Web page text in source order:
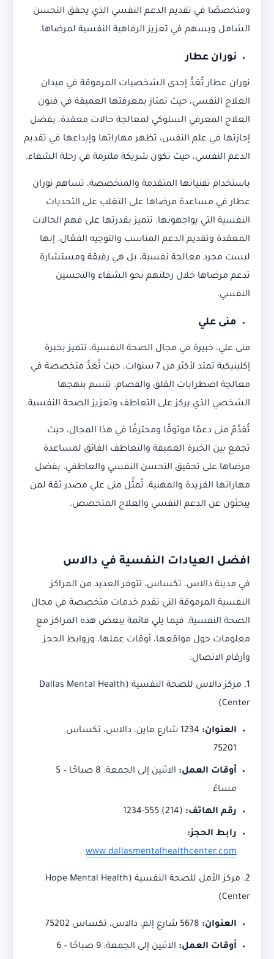
ومتخصصًا في تقديم الدعم النفسي الذي يحقق التحسن
الشامل ويسهم في تعزيز الرفاهية النفسية لمرضاها.
نوران عطار
نوران عطار تُعَدُّ إحدى الشخصيات المرموقة في ميدان
العلاج النفسي، حيث تمتاز بمعرفتها العميقة في فنون
العلاج المعرفي السلوكي لمعالجة حالات معقدة. بفضل
إجازتها في علم النفس، تظهر مهاراتها وإبداعها في تقديم
الدعم النفسي، حيث تكون شريكة ملتزمة في رحلة الشفاء.
باستخدام تقنياتها المتقدمة والمتخصصة، تساهم نوران
عطار في مساعدة مرضاها على التغلب على التحديات
النفسية التي يواجهونها. تتميز بقدرتها على فهم الحالات
المعقدة وتقديم الدعم المناسب والتوجيه الفعّال. إنها
ليست مجرد معالجة نفسية، بل هي رفيقة ومستشارة
تدعم مرضاها خلال رحلتهم نحو الشفاء والتحسين
النفسي.
منى علي
منى علي، خبيرة في مجال الصحة النفسية، تتميز بخبرة
إكلينيكية تمتد لأكثر من 7 سنوات، حيث تُعَدُّ متخصصة في
معالجة اضطرابات القلق والفصام. تتسم بنهجها
الشخصي الذي يركز على التعاطف وتعزيز الصحة النفسية.
تُقدِّمُ منى دعمًا موثوقًا ومحترفًا في هذا المجال، حيث
تجمع بين الخبرة العميقة والتعاطف الفائق لمساعدة
مرضاها على تحقيق التحسن النفسي والعاطفي. بفضل
مهاراتها الفريدة والمهنية، تُمثِّل منى علي مصدر ثقة لمن
يبحثون عن الدعم النفسي والعلاج المتخصص.
افضل العيادات النفسية في دالاس
في مدينة دالاس، تكساس، تتوفر العديد من المراكز
النفسية المرموقة التي تقدم خدمات متخصصة في مجال
الصحة النفسية. فيما يلي قائمة ببعض هذه المراكز مع
معلومات حول مواقعها، أوقات عملها، وروابط الحجز
وأرقام الاتصال:
1. مركز دالاس للصحة النفسية (Dallas Mental Health
Center)
العنوان:
1234 شارع ماين، دالاس، تكساس
75201
أوقات العمل:
الاثنين إلى الجمعة: 8 صباحًا – 5
مساءً
رقم الهاتف: (214) 555-1234
رابط الحجز:
www.dallasmentalhealthcenter.com
2. مركز الأمل للصحة النفسية (Hope Mental Health
Center)
العنوان:
أوقات العمل:
الاثنين إلى الجمعة: 9 صباحًا – 6